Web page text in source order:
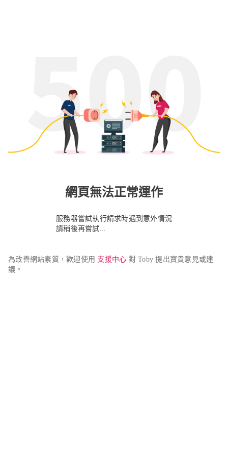
網頁無法正常運作
服務器嘗試執行請求時遇到意外情況
請稍後再嘗試...
為改善網站素質，歡迎使用 支援中心 對 Toby 提出寶貴意見或建
議。